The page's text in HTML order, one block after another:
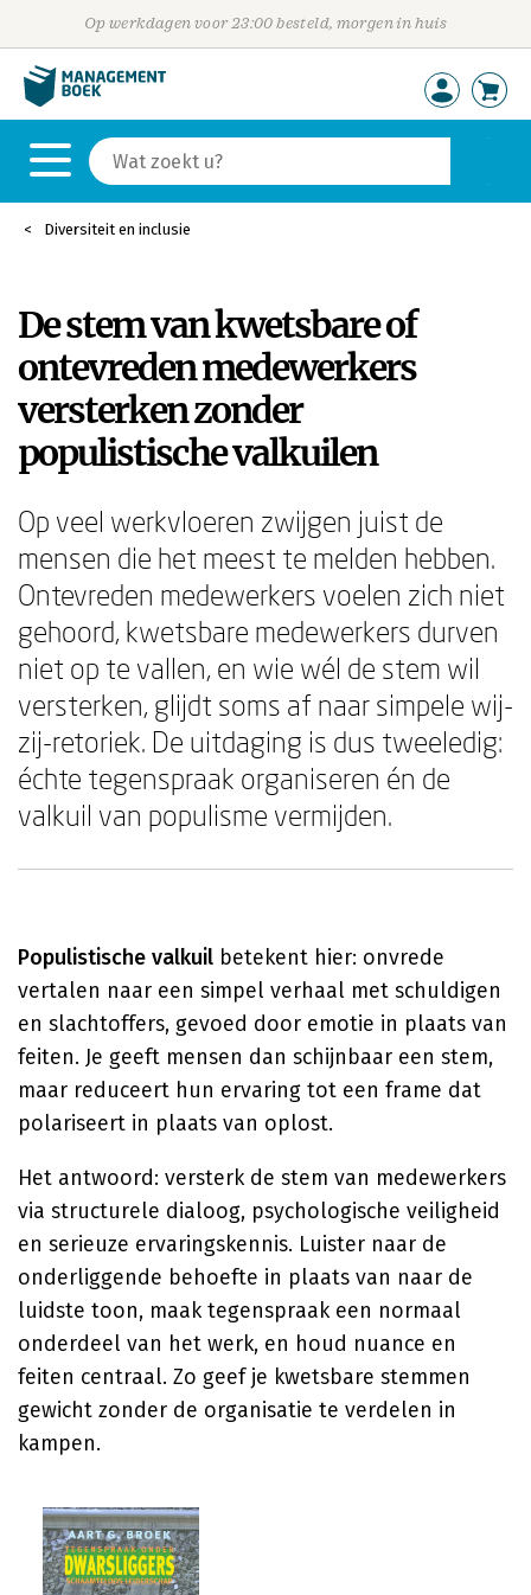
Op werkdagen voor 23:00 besteld, morgen in huis
Diversiteit en inclusie
De stem van kwetsbare of
ontevreden medewerkers
versterken zonder
populistische valkuilen
Op veel werkvloeren zwijgen juist de
mensen die het meest te melden hebben.
Ontevreden medewerkers voelen zich niet
gehoord, kwetsbare medewerkers durven
niet op te vallen, en wie wél de stem wil
versterken, glijdt soms af naar simpele wij-
zij-retoriek. De uitdaging is dus tweeledig:
échte tegenspraak organiseren én de
valkuil van populisme vermijden.
Populistische valkuil betekent hier: onvrede
vertalen naar een simpel verhaal met schuldigen
en slachtoffers, gevoed door emotie in plaats van
feiten. Je geeft mensen dan schijnbaar een stem,
maar reduceert hun ervaring tot een frame dat
polariseert in plaats van oplost.
Het antwoord: versterk de stem van medewerkers
via structurele dialoog, psychologische veiligheid
en serieuze ervaringskennis. Luister naar de
onderliggende behoefte in plaats van naar de
luidste toon, maak tegenspraak een normaal
onderdeel van het werk, en houd nuance en
feiten centraal. Zo geef je kwetsbare stemmen
gewicht zonder de organisatie te verdelen in
kampen.